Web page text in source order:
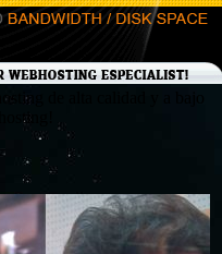
de alta calidad y a bajo